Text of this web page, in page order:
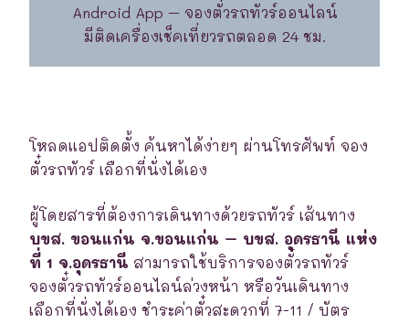
Android App – จองตั๋วรถทัวร์ออนไลน์
มีติดเครื่องเช็คเที่ยวรถตลอด 24 ชม.
โหลดแอปติดตั้ง ค้นหาได้ง่ายๆ ผ่านโทรศัพท์ จอง
ตั๋วรถทัวร์ เลือกที่นั่งได้เอง
ผู้โดยสารที่ต้องการเดินทางด้วยรถทัวร์ เส้นทาง
บขส. ขอนแก่น จ.ขอนแก่น – บขส. อุดรธานี แห่ง
ที่ 1 จ.อุดรธานี สามารถใช้บริการจองตั๋วรถทัวร์
จองตั๋วรถทัวร์ออนไลน์ล่วงหน้า หรือวันเดินทาง
เลือกที่นั่งได้เอง ชำระค่าตั๋วสะดวกที่ 7-11 / บัตร